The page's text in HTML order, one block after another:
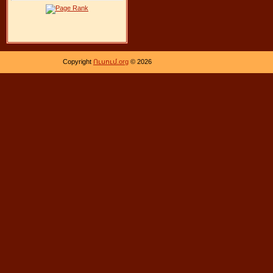
Copyright Ուսում.org © 2026